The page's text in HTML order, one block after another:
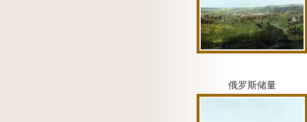
俄罗斯储量